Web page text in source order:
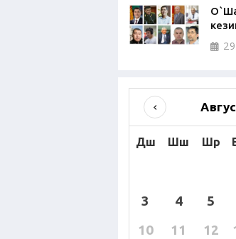
Дш Шш Шр
3
4 5
10
11 12